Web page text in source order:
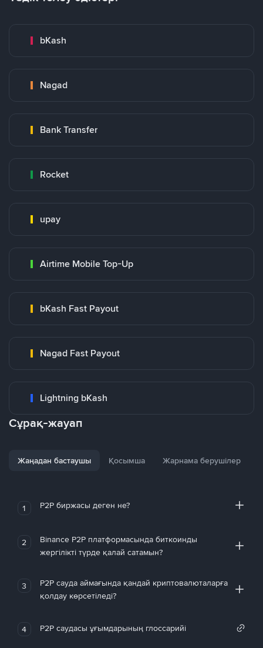
bKash
Nagad
Bank Transfer
Rocket
upay
Airtime Mobile Top-Up
bKash Fast Payout
Nagad Fast Payout
Lightning bKash
Сұрақ-жауап
Жаңадан бастаушы Қосымша Жарнама берушілер
1 P2P биржасы деген не?
2
Binance P2P платформасында биткоинды
жергілікті түрде қалай сатамын?
3
P2P сауда аймағында қандай криптовалюталарға
қолдау көрсетіледі?
4 P2P саудасы ұғымдарының глоссарийі